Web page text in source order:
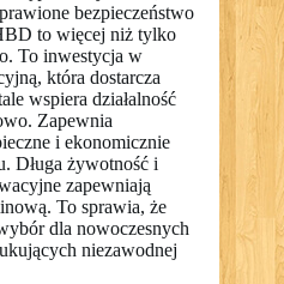
bezpieczeństwo
to więcej niż tylko
To inwestycja w
która dostarcza
wspiera działalność
Zapewnia
i ekonomicznie
Długa żywotność i
zapewniają
To sprawia, że
dla nowoczesnych
niezawodnej